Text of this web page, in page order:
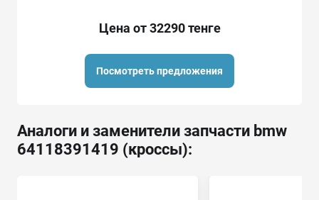
Цена от 32290 тенге
Посмотреть предложения
Аналоги и заменители запчасти bmw
64118391419 (кроссы):